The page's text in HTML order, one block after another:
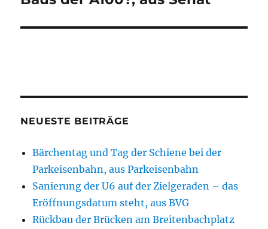
NEUESTE BEITRÄGE
Bärchentag und Tag der Schiene bei der
Parkeisenbahn, aus Parkeisenbahn
Sanierung der U6 auf der Zielgeraden – das
Eröffnungsdatum steht, aus BVG
Rückbau der Brücken am Breitenbachplatz